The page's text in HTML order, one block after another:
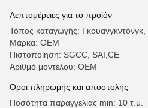
Λεπτομέρειες για το προϊόν
Τόπος καταγωγής: Γκουανγκντόνγκ,
Μάρκα: OEM
Πιστοποίηση: SGCC, SAI,CE
Αριθμό μοντέλου: OEM
Όροι πληρωμής και αποστολής
Ποσότητα παραγγελίας min: 10 τ.μ.